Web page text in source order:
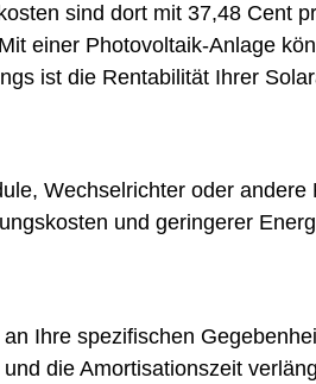
sind dort mit 37,48 Cent
einer Photovoltaik-Anlage
ist die Rentabilität Ihrer
Wechselrichter oder
und geringerer
Ihre spezifischen
die Amortisationszeit